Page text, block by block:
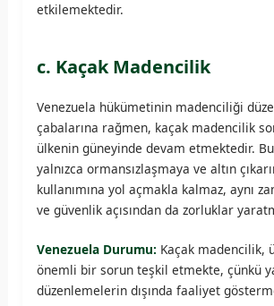
etkilemektedir.
c. Kaçak Madencilik
Venezuela hükümetinin madenciliği
çabalarına rağmen, kaçak madencilik
ülkenin güneyinde devam etmektedir.
yalnızca ormansızlaşmaya ve altın
kullanımına yol açmakla kalmaz, aynı
ve güvenlik açısından da zorluklar
Venezuela Durumu: Kaçak madencilik,
önemli bir sorun teşkil etmekte, çünkü
düzenlemelerin dışında faaliyet